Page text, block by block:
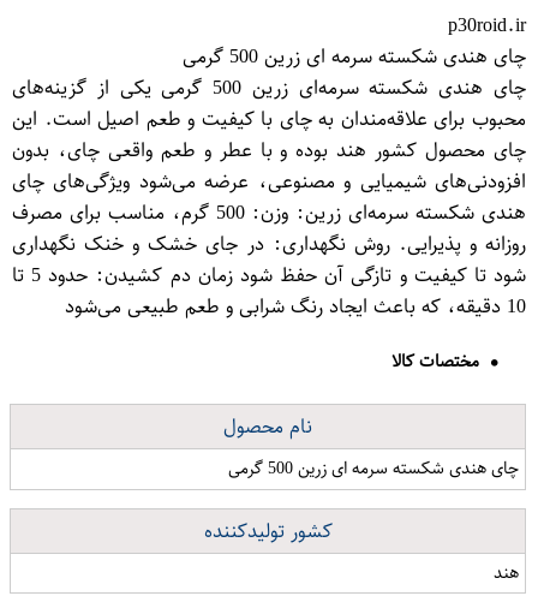
p30roid.ir
چای هندی شکسته سرمه ای زرین 500 گرمی
چای هندی شکسته سرمه‌ای زرین 500 گرمی یکی از گزینه‌های
محبوب برای علاقه‌مندان به چای با کیفیت و طعم اصیل است. این
چای محصول کشور هند بوده و با عطر و طعم واقعی چای، بدون
افزودنی‌های شیمیایی و مصنوعی، عرضه می‌شود ویژگی‌های چای
هندی شکسته سرمه‌ای زرین: وزن: 500 گرم، مناسب برای مصرف
روزانه و پذیرایی. روش نگهداری: در جای خشک و خنک نگهداری
شود تا کیفیت و تازگی آن حفظ شود زمان دم کشیدن: حدود 5 تا
10 دقیقه، که باعث ایجاد رنگ شرابی و طعم طبیعی می‌شود
مختصات کالا
نام محصول
چای هندی شکسته سرمه ای زرین 500 گرمی
کشور تولیدکننده
هند